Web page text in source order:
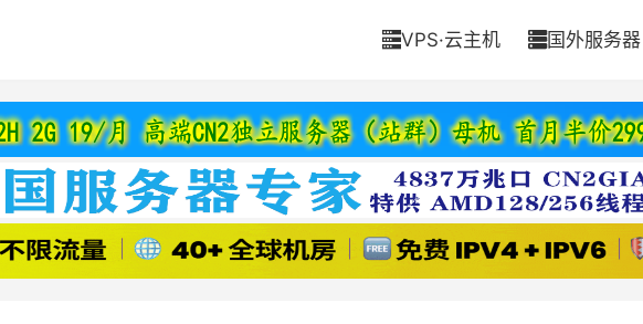
VPS·云主机 国外服务器